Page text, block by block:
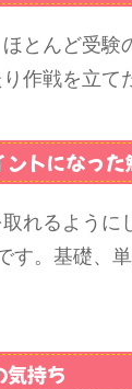
とんど受験
作戦を立て
ントになった
れるように
す。基礎、
気持ち